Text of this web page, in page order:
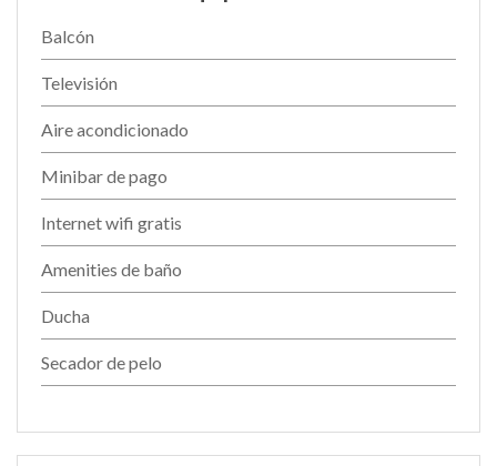
Balcón
Televisión
Aire acondicionado
Minibar de pago
Internet wifi gratis
Amenities de baño
Ducha
Secador de pelo